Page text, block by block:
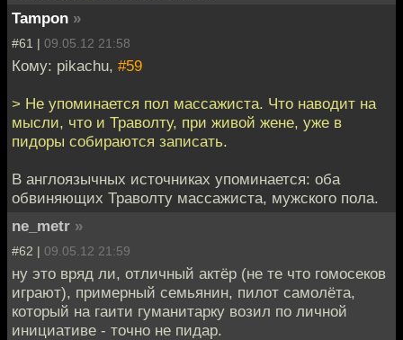
Tampon »
#61 | 09.05.12 21:58
Кому: pikachu, #59
> Не упоминается пол массажиста. Что наводит на
мысли, что и Траволту, при живой жене, уже в
пидоры собираются записать.
В англоязычных источниках упоминается: оба
обвиняющих Траволту массажиста, мужского пола.
ne_metr »
#62 | 09.05.12 21:59
ну это вряд ли, отличный актёр (не те что гомосеков
играют), примерный семьянин, пилот самолёта,
который на гаити гуманитарку возил по личной
инициативе - точно не пидар.